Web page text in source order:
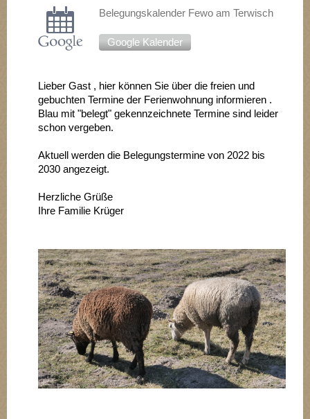
Belegungskalender Fewo am Terwisch
Google Kalender
Lieber Gast , hier können Sie über die freien und
gebuchten Termine der Ferienwohnung informieren .
Blau mit "belegt" gekennzeichnete Termine sind leider
schon vergeben.
Aktuell werden die Belegungstermine von 2022 bis
2030 angezeigt.
Herzliche Grüße
Ihre Familie Krüger